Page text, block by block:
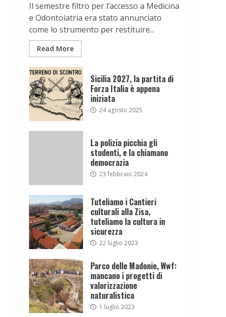
Il semestre filtro per l’accesso a Medicina
e Odontoiatria era stato annunciato
come lo strumento per restituire...
Read More
Sicilia 2027, la partita di
Forza Italia è appena
iniziata
24 agosto 2025
La polizia picchia gli
studenti, e la chiamano
democrazia
23 febbraio 2024
Tuteliamo i Cantieri
culturali alla Zisa,
tuteliamo la cultura in
sicurezza
22 luglio 2023
Parco delle Madonie, Wwf:
mancano i progetti di
valorizzazione
naturalistica
1 luglio 2023